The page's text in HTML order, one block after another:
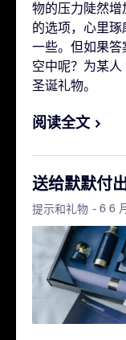
物的压力陡然
的选项，心里
一些。但如果
空中呢？为某人
圣诞礼物。
阅读全文
送给默默付
提示和礼物 - 6 6